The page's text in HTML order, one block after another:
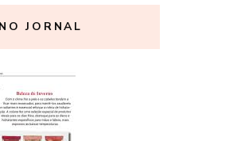
NO JORNAL